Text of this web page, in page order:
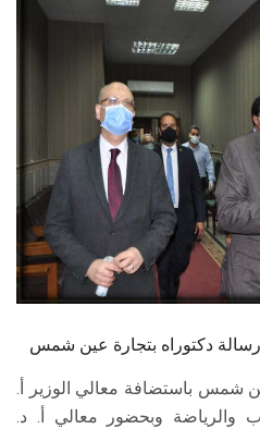
هيئة التدريس
الدراسات العليا
الخريجين
الموظفون
الزائـرون
الان
دكتوراه بتجارة عين شمس
شمس باستضافة معالي الوزير أ.
وبحضور معالي أ. د.